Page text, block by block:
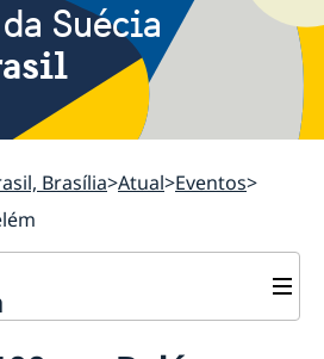
Suécia
Brasília Atual Eventos